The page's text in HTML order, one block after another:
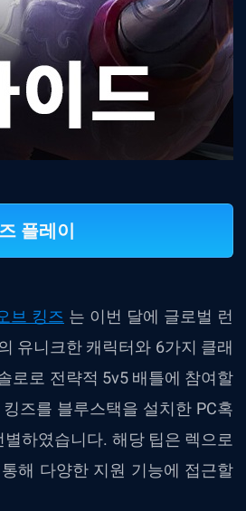
플레이
브 킹즈 는 이번 달에 글로벌 런
유니크한 캐릭터와 6가지 클래
로로 전략적 5v5 배틀에 참여할
즈를 블루스택을 설치한 PC혹
하였습니다. 해당 팁은 렉으로
해 다양한 지원 기능에 접근할